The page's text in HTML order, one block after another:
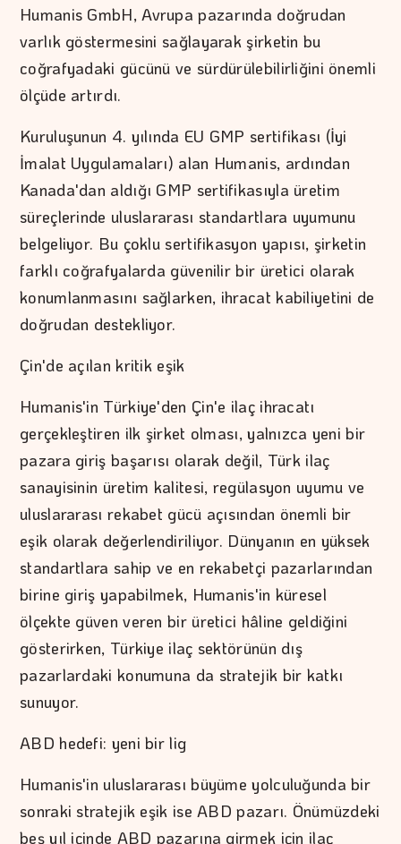
Humanis GmbH, Avrupa pazarında doğrudan
varlık göstermesini sağlayarak şirketin bu
coğrafyadaki gücünü ve sürdürülebilirliğini önemli
ölçüde artırdı.
Kuruluşunun 4. yılında EU GMP sertifikası (İyi
İmalat Uygulamaları) alan Humanis, ardından
Kanada'dan aldığı GMP sertifikasıyla üretim
süreçlerinde uluslararası standartlara uyumunu
belgeliyor. Bu çoklu sertifikasyon yapısı, şirketin
farklı coğrafyalarda güvenilir bir üretici olarak
konumlanmasını sağlarken, ihracat kabiliyetini de
doğrudan destekliyor.
Çin'de açılan kritik eşik
Humanis'in Türkiye'den Çin'e ilaç ihracatı
gerçekleştiren ilk şirket olması, yalnızca yeni bir
pazara giriş başarısı olarak değil, Türk ilaç
sanayisinin üretim kalitesi, regülasyon uyumu ve
uluslararası rekabet gücü açısından önemli bir
eşik olarak değerlendiriliyor. Dünyanın en yüksek
standartlara sahip ve en rekabetçi pazarlarından
birine giriş yapabilmek, Humanis'in küresel
ölçekte güven veren bir üretici hâline geldiğini
gösterirken, Türkiye ilaç sektörünün dış
pazarlardaki konumuna da stratejik bir katkı
sunuyor.
ABD hedefi: yeni bir lig
Humanis'in uluslararası büyüme yolculuğunda bir
sonraki stratejik eşik ise ABD pazarı. Önümüzdeki
beş yıl içinde ABD pazarına girmek için ilaç